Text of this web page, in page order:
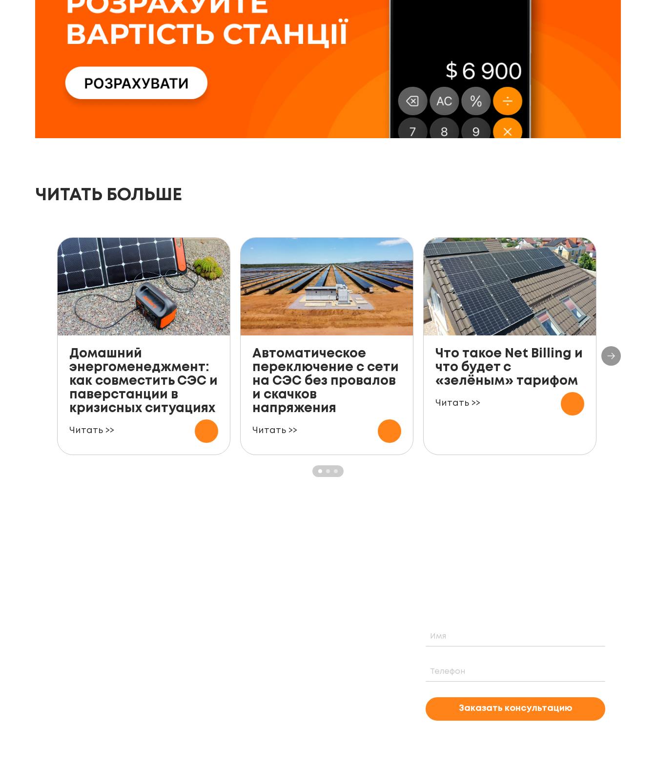
ЧИТАТЬ БОЛЬШЕ
Домашний
энергоменеджмент:
как совместить СЭС и
паверстанции в
кризисных ситуациях
Читать >>
Автоматическое
переключение с сети
на СЭС без провалов
и скачков
напряжения
Читать >>
Что такое Net Billing и
что будет с
«зелёным» тарифом
Читать >>
Заказать консультацию